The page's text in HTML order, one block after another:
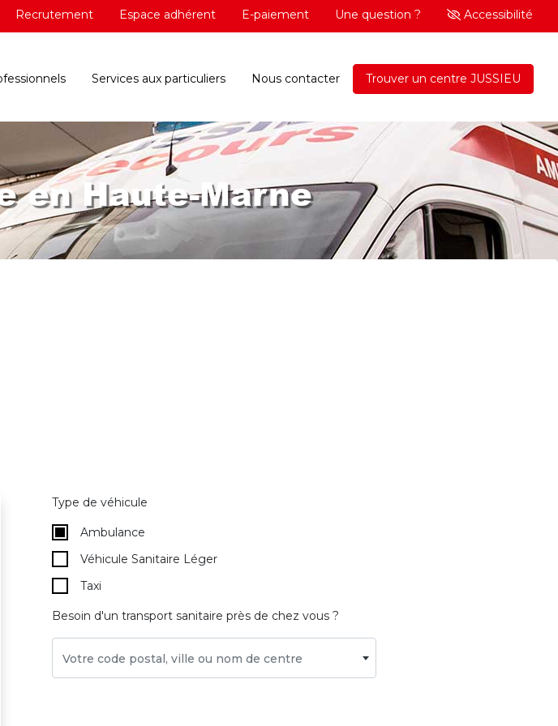
Recrutement Espace adhérent E-paiement Une question ? Accessibilité
Services aux particuliers Nous contacter Trouver un centre JUSSIEU
en Haute-Marne
Type de véhicule
Ambulance
Véhicule Sanitaire Léger
Taxi
Besoin d'un transport sanitaire près de chez vous ?
Votre code postal, ville ou nom de centre